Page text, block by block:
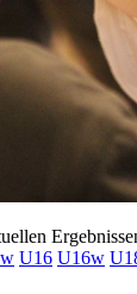
U16 U16w